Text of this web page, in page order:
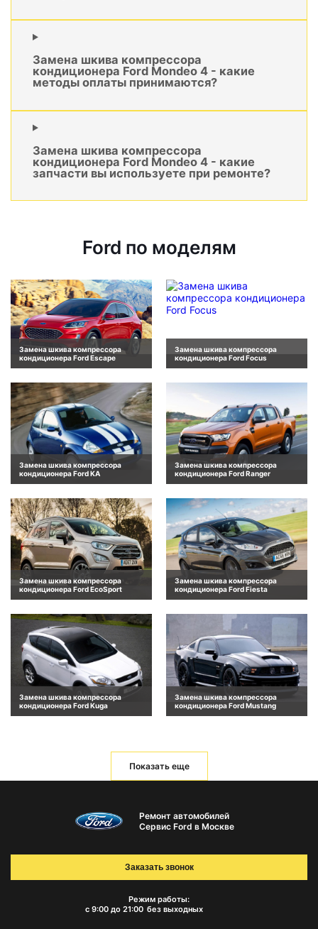
Замена шкива компрессора
кондиционера Ford Mondeo 4 - какие
методы оплаты принимаются?
Замена шкива компрессора
кондиционера Ford Mondeo 4 - какие
запчасти вы используете при ремонте?
Ford по моделям
Замена шкива компрессора
кондиционера Ford Escape
Замена шкива компрессора
кондиционера Ford Focus
Замена шкива компрессора
кондиционера Ford KA
Замена шкива компрессора
кондиционера Ford Ranger
Замена шкива компрессора
кондиционера Ford EcoSport
Замена шкива компрессора
кондиционера Ford Fiesta
Замена шкива компрессора
кондиционера Ford Kuga
Замена шкива компрессора
кондиционера Ford Mustang
Показать еще
Ремонт автомобилей
Сервис Ford в Москве
Режим работы:
с 9:00 до 21:00 без выходных
Заказать звонок